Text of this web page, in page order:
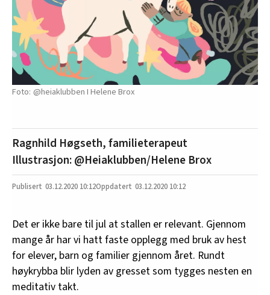
@heiaklubben I Helene Brox
Ragnhild Høgseth, familieterapeut
Illustrasjon: @Heiaklubben/Helene Brox
03.12.2020 10:12 03.12.2020 10:12
Det er ikke bare til jul at stallen er relevant. Gjennom
mange år har vi hatt faste opplegg med bruk av hest
for elever, barn og familier gjennom året. Rundt
høykrybba blir lyden av gresset som tygges nesten en
meditativ takt.